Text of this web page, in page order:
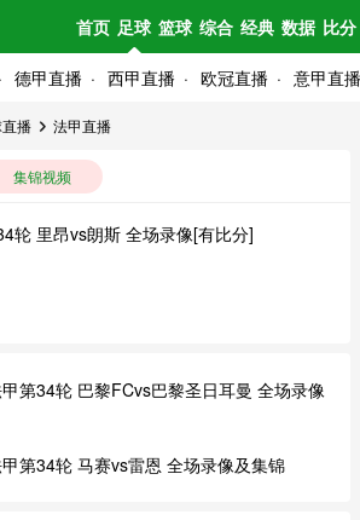
首页 足球 篮球 综合 经典 数据 比分
德甲直播 西甲直播 欧冠直播 意甲直播
直播 法甲直播
集锦视频
轮 里昂vs朗斯 全场录像[有比分]
第34轮 巴黎FCvs巴黎圣日耳曼 全场录像
第34轮 马赛vs雷恩 全场录像及集锦